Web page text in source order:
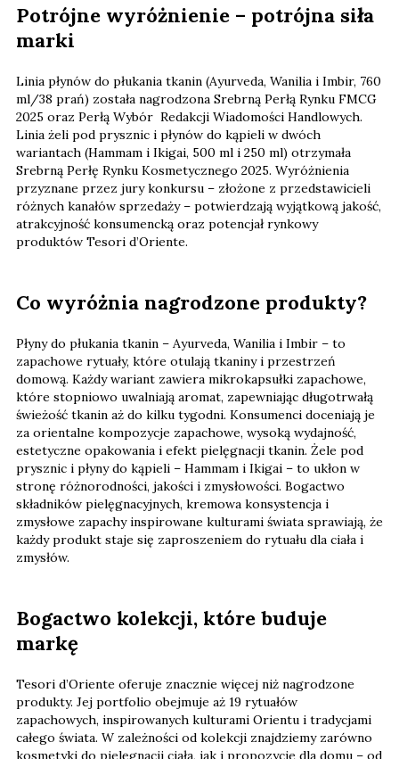
Potrójne wyróżnienie – potrójna siła
marki
Linia płynów do płukania tkanin (Ayurveda, Wanilia i Imbir, 760
ml/38 prań) została nagrodzona Srebrną Perłą Rynku FMCG
2025 oraz Perłą Wybór Redakcji Wiadomości Handlowych.
Linia żeli pod prysznic i płynów do kąpieli w dwóch
wariantach (Hammam i Ikigai, 500 ml i 250 ml) otrzymała
Srebrną Perłę Rynku Kosmetycznego 2025. Wyróżnienia
przyznane przez jury konkursu – złożone z przedstawicieli
różnych kanałów sprzedaży – potwierdzają wyjątkową jakość,
atrakcyjność konsumencką oraz potencjał rynkowy
produktów Tesori d’Oriente.
Co wyróżnia nagrodzone produkty?
Płyny do płukania tkanin – Ayurveda, Wanilia i Imbir – to
zapachowe rytuały, które otulają tkaniny i przestrzeń
domową. Każdy wariant zawiera mikrokapsułki zapachowe,
które stopniowo uwalniają aromat, zapewniając długotrwałą
świeżość tkanin aż do kilku tygodni. Konsumenci doceniają je
za orientalne kompozycje zapachowe, wysoką wydajność,
estetyczne opakowania i efekt pielęgnacji tkanin. Żele pod
prysznic i płyny do kąpieli – Hammam i Ikigai – to ukłon w
stronę różnorodności, jakości i zmysłowości. Bogactwo
składników pielęgnacyjnych, kremowa konsystencja i
zmysłowe zapachy inspirowane kulturami świata sprawiają, że
każdy produkt staje się zaproszeniem do rytuału dla ciała i
zmysłów.
Bogactwo kolekcji, które buduje
markę
Tesori d’Oriente oferuje znacznie więcej niż nagrodzone
produkty. Jej portfolio obejmuje aż 19 rytuałów
zapachowych, inspirowanych kulturami Orientu i tradycjami
całego świata. W zależności od kolekcji znajdziemy zarówno
kosmetyki do pielęgnacji ciała, jak i propozycje dla domu – od